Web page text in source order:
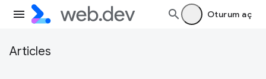
Oturum aç
Articles